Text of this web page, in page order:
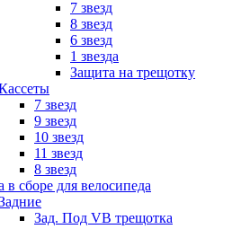
7 звезд
8 звезд
6 звезд
1 звезда
Защита на трещотку
7 звезд
9 звезд
10 звезд
11 звезд
8 звезд
в сборе для велосипеда
Зад. Под VB трещотка